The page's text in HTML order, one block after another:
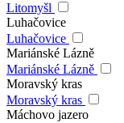
Litomyšl
Luhačovice
Luhačovice
Mariánské Lázně
Mariánské Lázně
Moravský kras
Moravský kras
Máchovo jazero